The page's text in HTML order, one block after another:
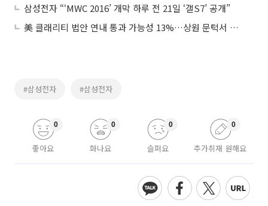
삼성전자 “‘MWC 2016’ 개막 하루 전 21일 ‘갤S7’ 공개”
美 클래리티 법안 연내 통과 가능성 13%…상원 문턱서 제동
#삼성전자 #삼성전자
좋아요
0
화나요
0
슬퍼요
0
추가취재 원해요
0